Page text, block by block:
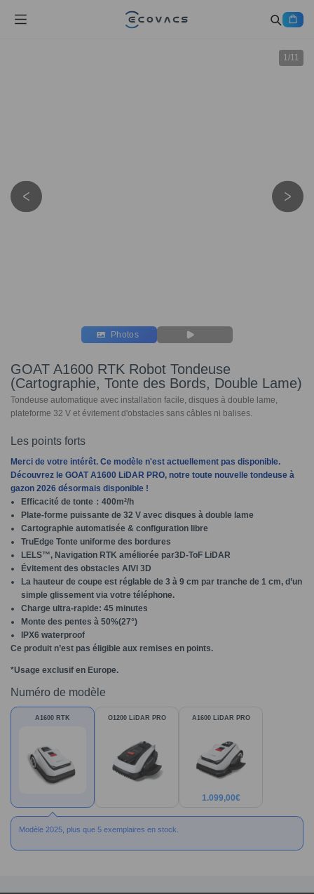
1/11
Photos
GOAT A1600 RTK Robot Tondeuse
(Cartographie, Tonte des Bords, Double Lame)
Tondeuse automatique avec installation facile, disques à double lame,
plateforme 32 V et évitement d'obstacles sans câbles ni balises.
Les points forts
Merci de votre intérêt. Ce modèle n'est actuellement pas disponible.
Découvrez le GOAT A1600 LiDAR PRO, notre toute nouvelle tondeuse à
gazon 2026 désormais disponible !
Efficacité de tonte：400m²/h
Plate-forme puissante de 32 V avec disques à double lame
Cartographie automatisée & configuration libre
TruEdge Tonte uniforme des bordures
LELS™, Navigation RTK améliorée par3D-ToF LiDAR
Évitement des obstacles AIVI 3D
La hauteur de coupe est réglable de 3 à 9 cm par tranche de 1 cm, d’un
simple glissement via votre téléphone.
Charge ultra-rapide: 45 minutes
Monte des pentes à 50%(27°)
IPX6 waterproof
Ce produit n’est pas éligible aux remises en points.
*Usage exclusif en Europe.
Numéro de modèle
A1600 RTK O1200 LiDAR PRO A1600 LiDAR PRO
1.099,00€
Modèle 2025, plus que 5 exemplaires en stock.